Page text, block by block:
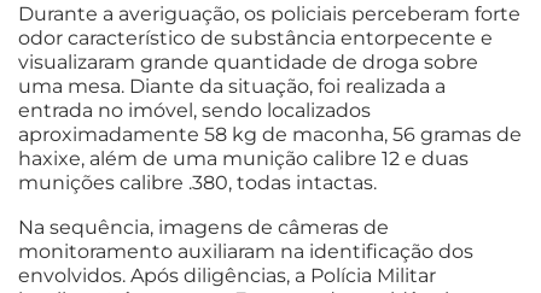
Durante a averiguação, os policiais perceberam forte
odor característico de substância entorpecente e
visualizaram grande quantidade de droga sobre
uma mesa. Diante da situação, foi realizada a
entrada no imóvel, sendo localizados
aproximadamente 58 kg de maconha, 56 gramas de
haxixe, além de uma munição calibre 12 e duas
munições calibre .380, todas intactas.
Na sequência, imagens de câmeras de
monitoramento auxiliaram na identificação dos
envolvidos. Após diligências, a Polícia Militar